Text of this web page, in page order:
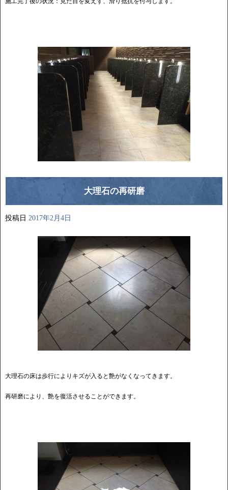
大理石の再研磨
投稿日 2017年2月4日
大理石の床は歩行によりキズが入ると艶がなくなってきます。
再研磨により、艶を復活させることができます。